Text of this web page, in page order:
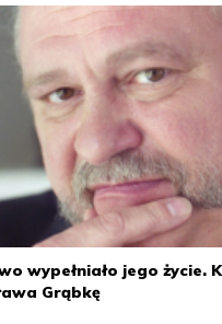
wypełniało jego życie.
Grąbkę